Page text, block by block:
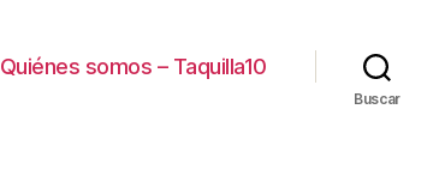
Quiénes somos – Taquilla10
Buscar